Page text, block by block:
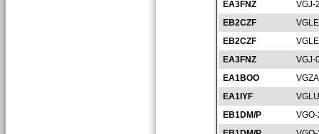
EA3FNZ
VGJ-
EB2CZF
EB2CZF
EA3FNZ
VGJ-
EA1BOO
EA1IYF
EB1DM/P